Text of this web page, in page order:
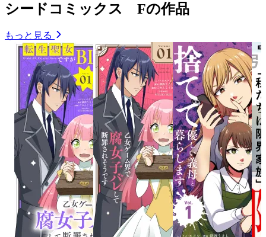
シードコミックス Fの作品
もっと見る